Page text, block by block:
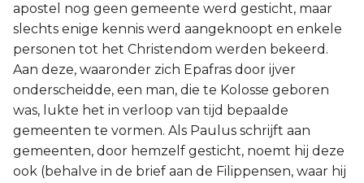
apostel nog geen gemeente werd gesticht, maar
slechts enige kennis werd aangeknoopt en enkele
personen tot het Christendom werden bekeerd.
Aan deze, waaronder zich Epafras door ijver
onderscheidde, een man, die te Kolosse geboren
was, lukte het in verloop van tijd bepaalde
gemeenten te vormen. Als Paulus schrijft aan
gemeenten, door hemzelf gesticht, noemt hij deze
ook (behalve in de brief aan de Filippensen, waar hij